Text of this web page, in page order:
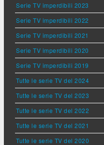
Serie TV imperdibili 2023
Serie TV imperdibili 2022
Serie TV imperdibili 2021
Serie TV imperdibili 2020
Serie TV imperdibili 2019
Tutte le serie TV del 2024
Tutte le serie TV del 2023
Tutte le serie TV del 2022
Tutte le serie TV del 2021
Tutte le serie TV del 2020